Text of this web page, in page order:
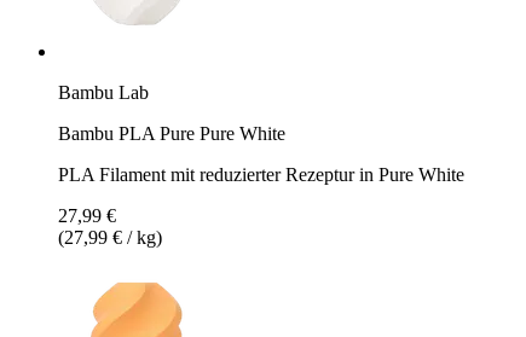
Bambu Lab
Bambu PLA Pure Pure White
PLA Filament mit reduzierter Rezeptur in Pure White
27,99 €
(27,99 € / kg)